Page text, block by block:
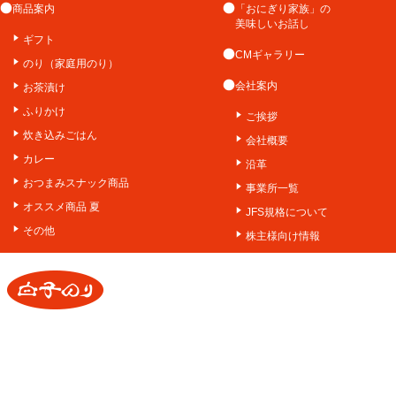
商品案内
ギフト
のり（家庭用のり）
お茶漬け
ふりかけ
炊き込みごはん
カレー
おつまみスナック商品
オススメ商品 夏
その他
「おにぎり家族」の
美味しいお話し
CMギャラリー
会社案内
ご挨拶
会社概要
沿革
事業所一覧
JFS規格について
株主様向け情報